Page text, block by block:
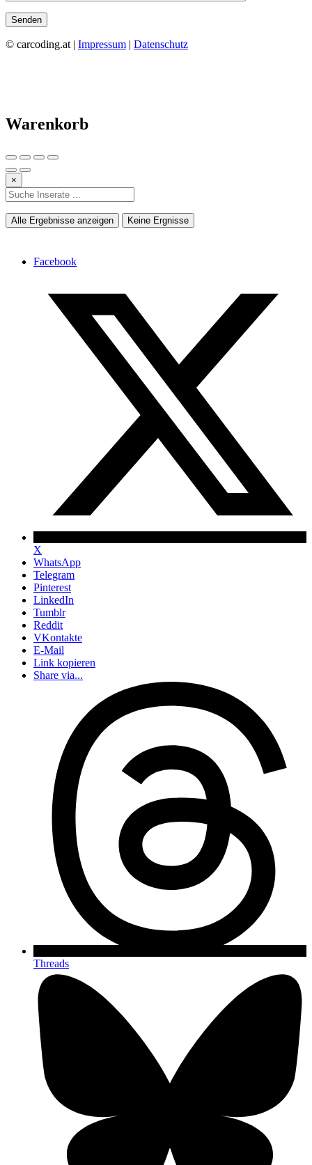
© carcoding.at | Impressum | Datenschutz
Warenkorb
×
Alle Ergebnisse anzeigen Keine Ergnisse
Facebook
X
WhatsApp
Telegram
Pinterest
LinkedIn
Tumblr
Reddit
VKontakte
E-Mail
Link kopieren
Share via...
Threads